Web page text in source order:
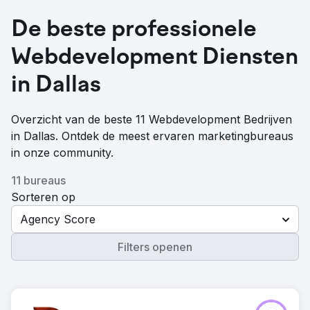
De beste professionele
Webdevelopment Diensten
in Dallas
Overzicht van de beste 11 Webdevelopment Bedrijven
in Dallas. Ontdek de meest ervaren marketingbureaus
in onze community.
11 bureaus
Sorteren op
Agency Score
Filters openen